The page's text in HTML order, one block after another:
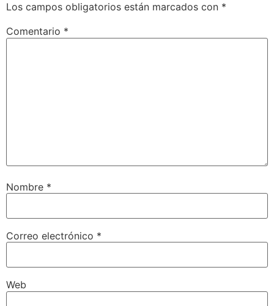
Los campos obligatorios están marcados con *
Comentario *
Nombre *
Correo electrónico *
Web